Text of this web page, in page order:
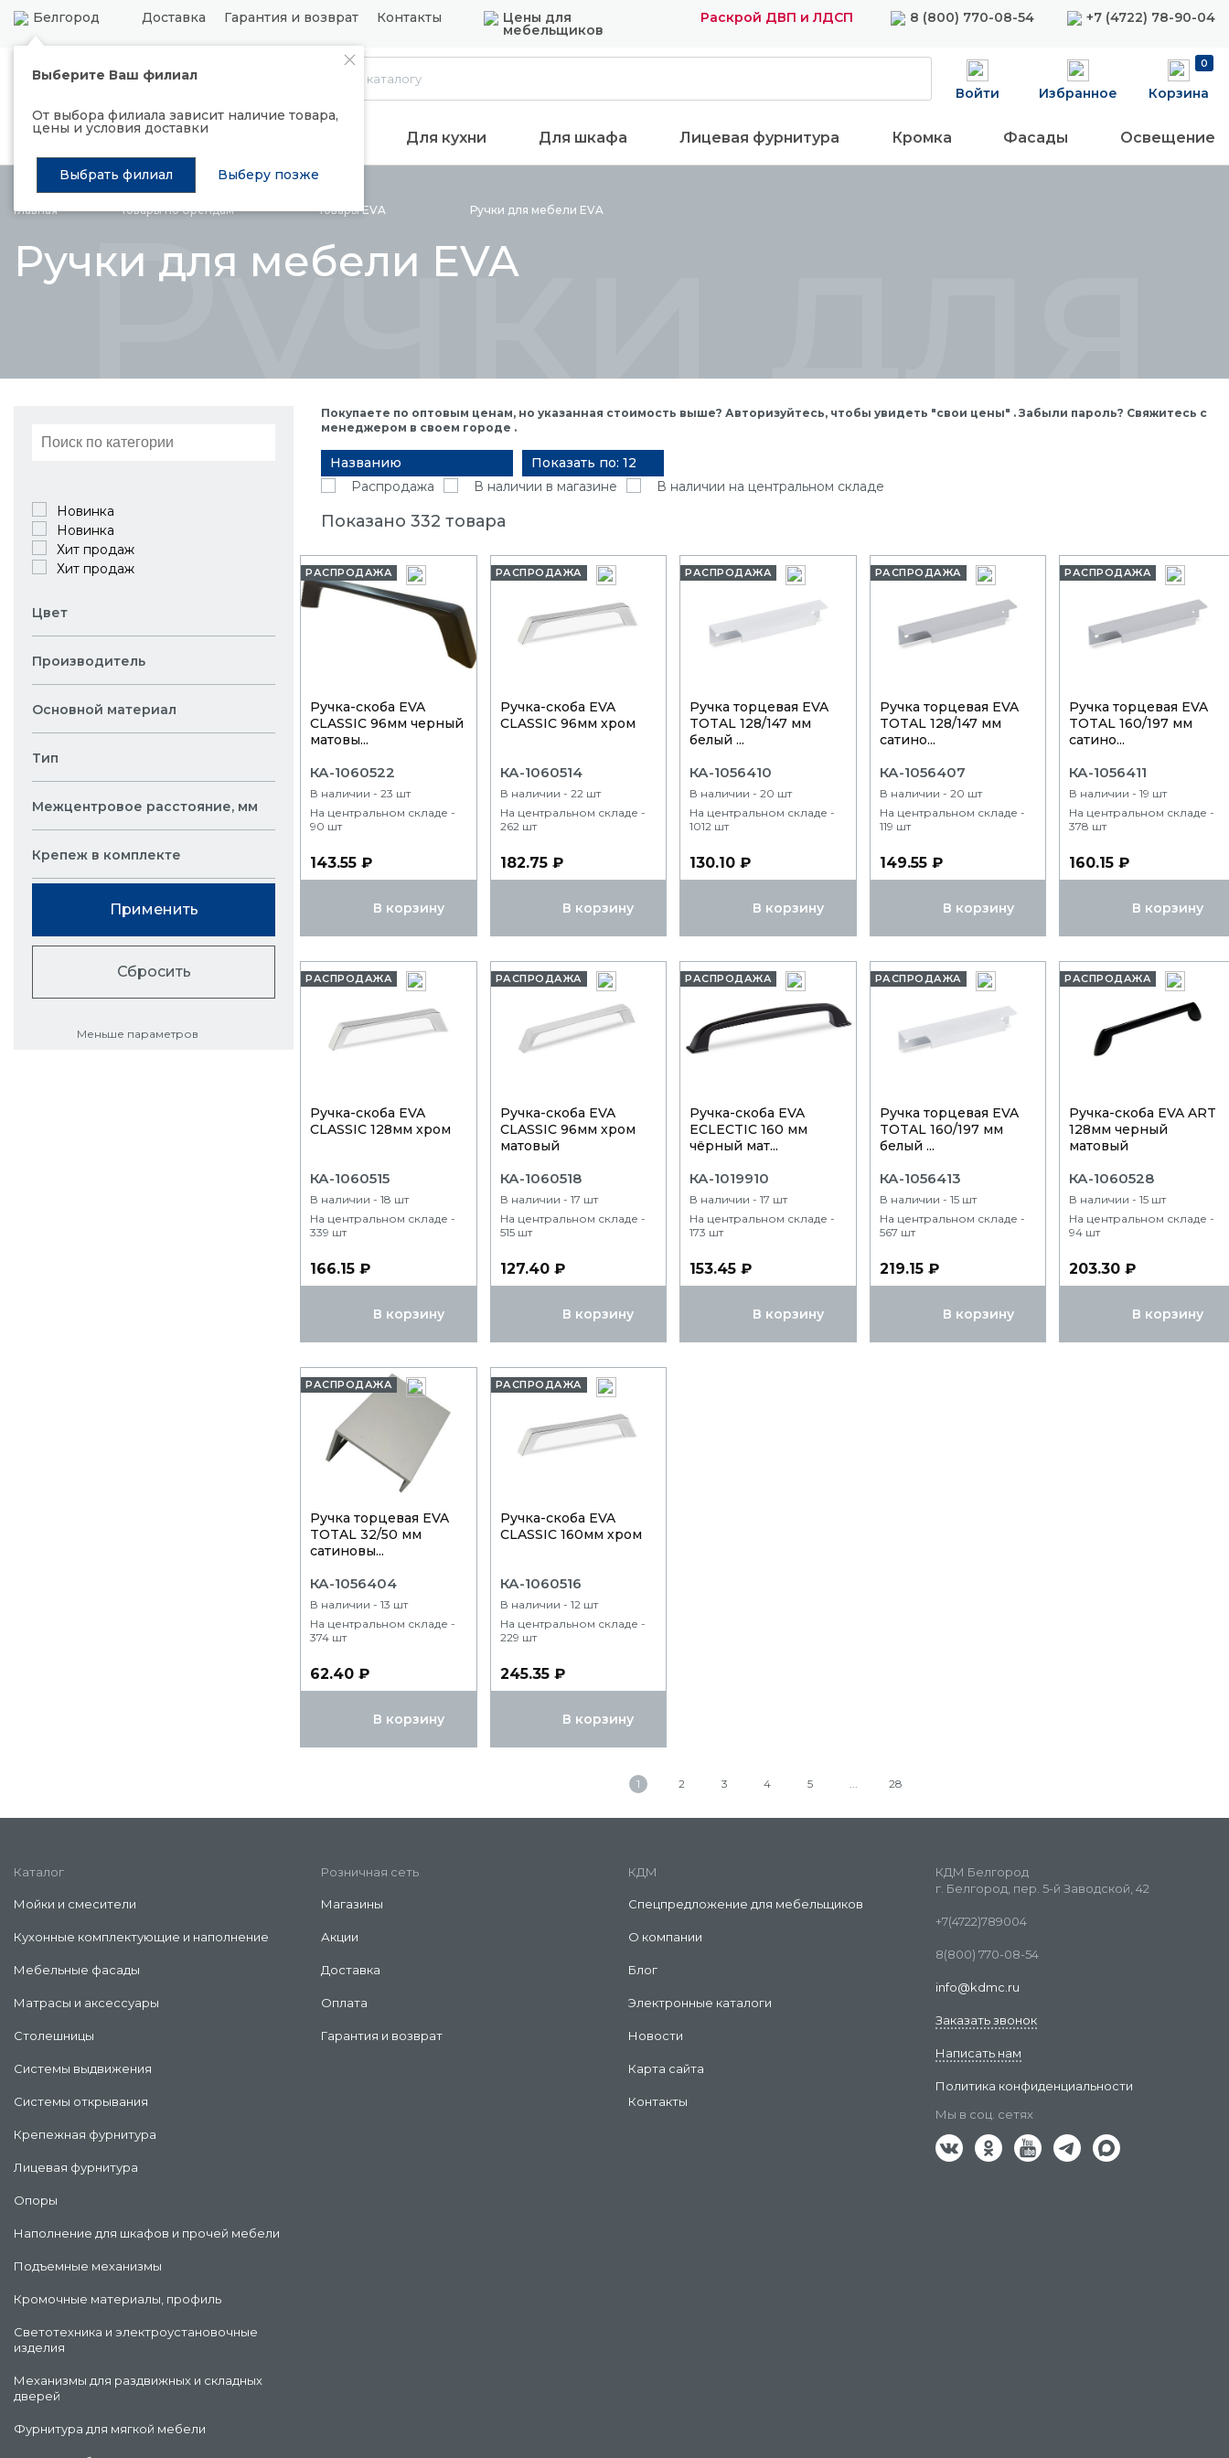
Белгород Доставка Гарантия и возврат Контакты Цены для
мебельщиков
Раскрой ДВП и ЛДСП 8 (800) 770-08-54 +7 (4722) 78-90-04
Выберите Ваш филиал
От выбора филиала зависит наличие товара,
цены и условия доставки
Выбрать филиал Выберу позже
Каталог
Войти Избранное
0
Корзина
Распродажа Подъемные механизмы Для кухни Для шкафа Лицевая фурнитура Кромка Фасады Освещение
Главная Товары побрендам ТоварыEVA Ручки для мебели EVA
Ручки для мебели EVA
Ручки для
Новинка
Новинка
Хит продаж
Хит продаж
Цвет
Производитель
Основной материал
Тип
Межцентровое расстояние, мм
Крепеж в комплекте
Применить
Сбросить
Меньше параметров
Покупаете по оптовым ценам, но указанная стоимость выше? Авторизуйтесь, чтобы увидеть "свои цены" . Забыли пароль? Свяжитесь с
менеджером в своем городе .
Названию
Показать по: 12
Распродажа
В наличии в магазине В наличии на центральном складе
Показано 332 товара
РАСПРОДАЖА
Ручка-скоба EVA
CLASSIC 96мм черный
матовы...
КА-1060522
В наличии - 23 шт
На центральном складе -
90 шт
143.55 ₽
В корзину
РАСПРОДАЖА
Ручка-скоба EVA
CLASSIC 96мм хром
КА-1060514
В наличии - 22 шт
На центральном складе -
262 шт
182.75 ₽
В корзину
РАСПРОДАЖА
Ручка торцевая EVA
TOTAL 128/147 мм
белый ...
КА-1056410
В наличии - 20 шт
На центральном складе -
1012 шт
130.10 ₽
В корзину
РАСПРОДАЖА
Ручка торцевая EVA
TOTAL 128/147 мм
сатино...
КА-1056407
В наличии - 20 шт
На центральном складе -
119 шт
149.55 ₽
В корзину
РАСПРОДАЖА
Ручка торцевая EVA
TOTAL 160/197 мм
сатино...
КА-1056411
В наличии - 19 шт
На центральном складе -
378 шт
160.15 ₽
В корзину
РАСПРОДАЖА
Ручка-скоба EVA
CLASSIC 128мм хром
КА-1060515
В наличии - 18 шт
На центральном складе -
339 шт
166.15 ₽
В корзину
РАСПРОДАЖА
Ручка-скоба EVA
CLASSIC 96мм хром
матовый
КА-1060518
В наличии - 17 шт
На центральном складе -
515 шт
127.40 ₽
В корзину
РАСПРОДАЖА
Ручка-скоба EVA
ECLECTIC 160 мм
чёрный мат...
КА-1019910
В наличии - 17 шт
На центральном складе -
173 шт
153.45 ₽
В корзину
РАСПРОДАЖА
Ручка торцевая EVA
TOTAL 160/197 мм
белый ...
КА-1056413
В наличии - 15 шт
На центральном складе -
567 шт
219.15 ₽
В корзину
РАСПРОДАЖА
Ручка-скоба EVA ART
128мм черный
матовый
КА-1060528
В наличии - 15 шт
На центральном складе -
94 шт
203.30 ₽
В корзину
РАСПРОДАЖА
Ручка торцевая EVA
TOTAL 32/50 мм
сатиновы...
КА-1056404
В наличии - 13 шт
На центральном складе -
374 шт
62.40 ₽
В корзину
РАСПРОДАЖА
Ручка-скоба EVA
CLASSIC 160мм хром
КА-1060516
В наличии - 12 шт
На центральном складе -
229 шт
245.35 ₽
В корзину
1 2 3 4 5 28
Каталог
Мойки и смесители
Кухонные комплектующие и наполнение
Мебельные фасады
Матрасы и аксессуары
Столешницы
Системы выдвижения
Системы открывания
Крепежная фурнитура
Лицевая фурнитура
Опоры
Наполнение для шкафов и прочей мебели
Подъемные механизмы
Кромочные материалы, профиль
Светотехника и электроустановочные
изделия
Механизмы для раздвижных и складных
дверей
Фурнитура для мягкой мебели
Розничная сеть
Магазины
Акции
Доставка
Оплата
Гарантия и возврат
КДМ
Спецпредложение для мебельщиков
О компании
Блог
Электронные каталоги
Новости
Карта сайта
Контакты
КДМ Белгород
г. Белгород, пер. 5-й Заводской, 42
+7(4722)789004
8(800) 770-08-54
info@kdmc.ru
Заказать звонок
Написать нам
Политика конфиденциальности
Мы в соц. сетях